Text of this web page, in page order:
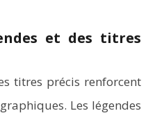
et des titres
titres précis renforcent
Les légendes